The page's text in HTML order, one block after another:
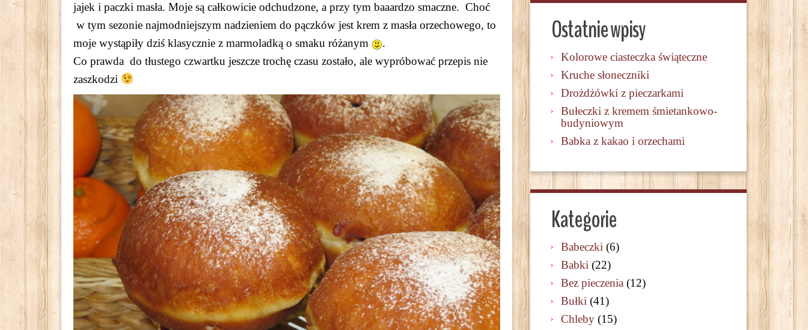
jajek i paczki masła. Moje są całkowicie odchudzone, a przy tym baaardzo smaczne. Choć
w tym sezonie najmodniejszym nadzieniem do pączków jest krem z masła orzechowego, to
moje wystąpiły dziś klasycznie z marmoladką o smaku różanym
.
Co prawda do tłustego czwartku jeszcze trochę czasu zostało, ale wypróbować przepis nie
zaszkodzi
Ostatnie wpisy
Kolorowe ciasteczka świąteczne
Kruche słoneczniki
Drożdżówki z pieczarkami
Bułeczki z kremem śmietankowo-
budyniowym
Babka z kakao i orzechami
Kategorie
Babeczki (6)
Babki (22)
Bez pieczenia (12)
Bułki (41)
Chleby (15)